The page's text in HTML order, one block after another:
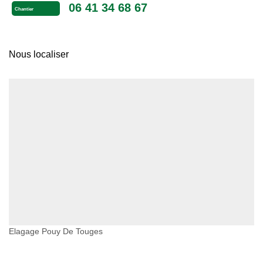
Chantier 06 41 34 68 67
Nous localiser
Elagage Pouy De Touges